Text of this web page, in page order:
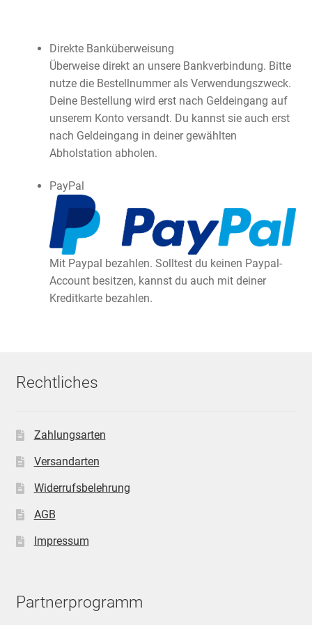
Direkte Banküberweisung
Überweise direkt an unsere Bankverbindung. Bitte
nutze die Bestellnummer als Verwendungszweck.
Deine Bestellung wird erst nach Geldeingang auf
unserem Konto versandt. Du kannst sie auch erst
nach Geldeingang in deiner gewählten
Abholstation abholen.
PayPal
Mit Paypal bezahlen. Solltest du keinen Paypal-
Account besitzen, kannst du auch mit deiner
Kreditkarte bezahlen.
Rechtliches
Zahlungsarten
Versandarten
Widerrufsbelehrung
AGB
Impressum
Partnerprogramm